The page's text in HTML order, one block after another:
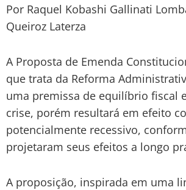
Por Raquel Kobashi Gallinati
Queiroz Laterza
A Proposta de Emenda
que trata da Reforma
uma premissa de equilíbrio fiscal
crise, porém resultará em efeito
potencialmente recessivo,
projetaram seus efeitos a longo
A proposição, inspirada em uma